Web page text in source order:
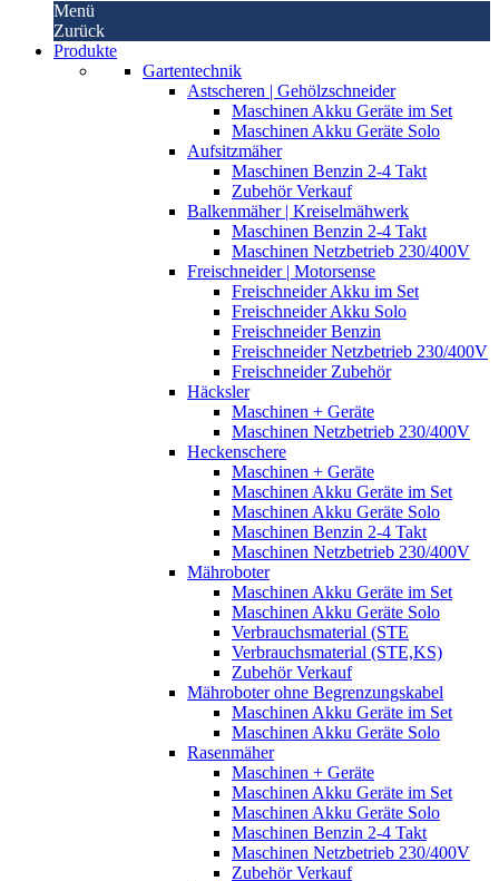
Menü
Zurück
Produkte
Gartentechnik
Astscheren | Gehölzschneider
Maschinen Akku Geräte im Set
Maschinen Akku Geräte Solo
Aufsitzmäher
Maschinen Benzin 2-4 Takt
Zubehör Verkauf
Balkenmäher | Kreiselmähwerk
Maschinen Benzin 2-4 Takt
Maschinen Netzbetrieb 230/400V
Freischneider | Motorsense
Freischneider Akku im Set
Freischneider Akku Solo
Freischneider Benzin
Freischneider Netzbetrieb 230/400V
Freischneider Zubehör
Häcksler
Maschinen + Geräte
Maschinen Netzbetrieb 230/400V
Heckenschere
Maschinen + Geräte
Maschinen Akku Geräte im Set
Maschinen Akku Geräte Solo
Maschinen Benzin 2-4 Takt
Maschinen Netzbetrieb 230/400V
Mähroboter
Maschinen Akku Geräte im Set
Maschinen Akku Geräte Solo
Verbrauchsmaterial (STE
Verbrauchsmaterial (STE,KS)
Zubehör Verkauf
Mähroboter ohne Begrenzungskabel
Maschinen Akku Geräte im Set
Maschinen Akku Geräte Solo
Rasenmäher
Maschinen + Geräte
Maschinen Akku Geräte im Set
Maschinen Akku Geräte Solo
Maschinen Benzin 2-4 Takt
Maschinen Netzbetrieb 230/400V
Zubehör Verkauf